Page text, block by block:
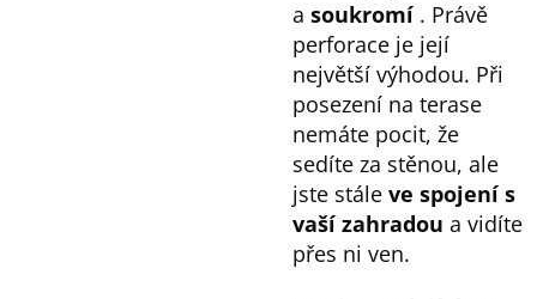
a soukromí . Právě
perforace je její
největší výhodou. Při
posezení na terase
nemáte pocit, že
sedíte za stěnou, ale
jste stále ve spojení s
vaší zahradou a vidíte
přes ni ven.